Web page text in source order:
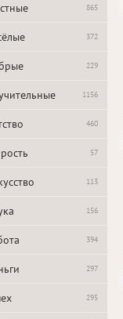
865
372
229
1156
460
57
113
156
394
297
295